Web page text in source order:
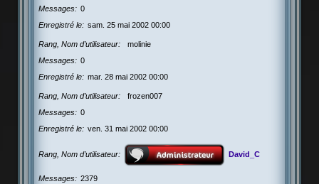
Messages
0
Enregistré le
sam. 25 mai 2002 00:00
Rang, Nom d’utilisateur
molinie
Messages
0
Enregistré le
mar. 28 mai 2002 00:00
Rang, Nom d’utilisateur
frozen007
Messages
0
Enregistré le
ven. 31 mai 2002 00:00
Rang, Nom d’utilisateur David_C
Messages
2379